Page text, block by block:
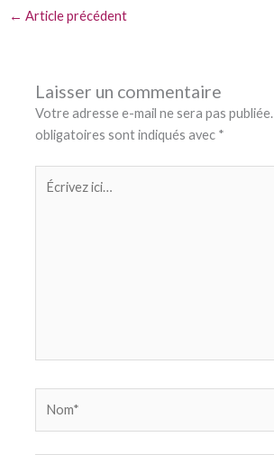
← Article précédent
Laisser un commentaire
Votre adresse e-mail ne sera pas publiée.
obligatoires sont indiqués avec *
ici…